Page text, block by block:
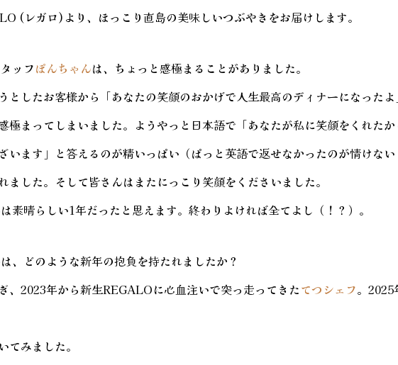
(レガロ)より、ほっこり直島の美味しいつぶやきをお届けします。
ッフぽんちゃんは、ちょっと感極まることがありました。
としたお客様から「あなたの笑顔のおかげで人生最高のディナーになった
極まってしまいました。ようやっと日本語で「あなたが私に笑顔をくれた
います」と答えるのが精いっぱい（ぱっと英語で返せなかったのが情けな
ました。そして皆さんはまたにっこり笑顔をくださいました。
素晴らしい1年だったと思えます。終わりよければ全てよし（！？）。
、どのような新年の抱負を持たれましたか？
、2023年から新生REGALOに心血注いで突っ走ってきたてつシェフ。2025
てみました。